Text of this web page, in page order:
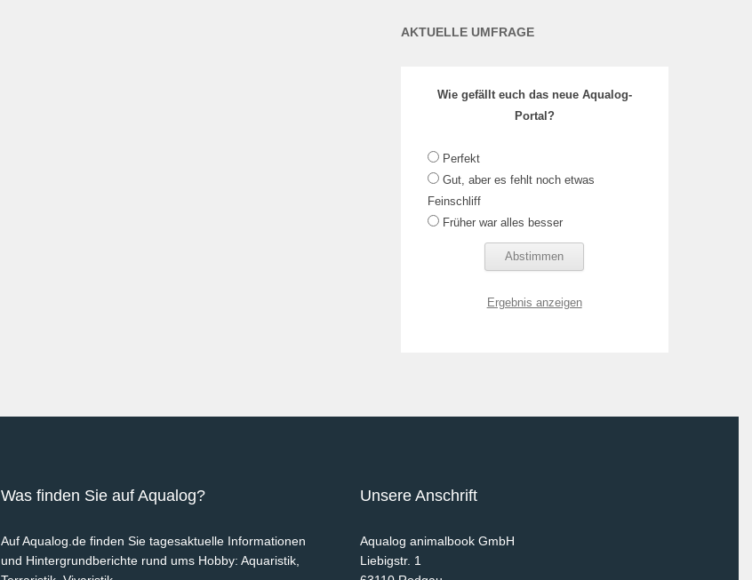
AKTUELLE UMFRAGE
Wie gefällt euch das neue Aqualog-
Portal?
Perfekt
Gut, aber es fehlt noch etwas
Feinschliff
Früher war alles besser
Ergebnis anzeigen
Was finden Sie auf Aqualog?
Auf Aqualog.de finden Sie tagesaktuelle Informationen
und Hintergrundberichte rund ums Hobby: Aquaristik,
Unsere Anschrift
Aqualog animalbook GmbH
Liebigstr. 1